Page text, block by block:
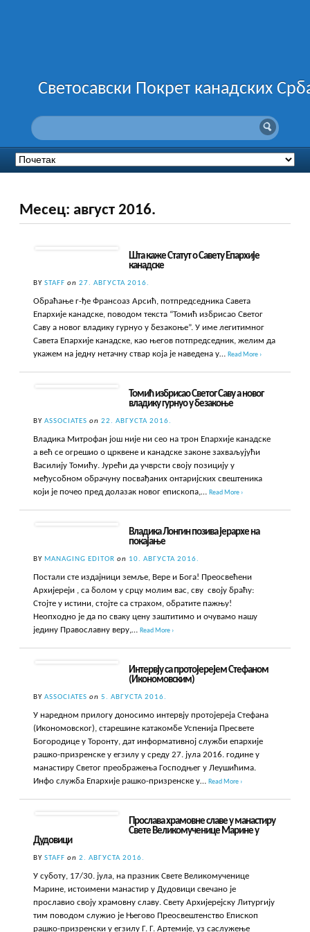
Светосавски Покрет канадских
Месец:август 2016.
Шта каже Статут о Савету Епархије
канадске
BYSTAFF on 27. АВГУСТА 2016.
Обраћање г-ђе Франсоаз Арсић, потпредседника Савета
Епархије канадске, поводом текста “Томић избрисао Светог
Саву а новог владику гурнуо у безакоње”. У име легитимног
Савета Епархије канадске, као његов потпредседник, желим да
укажем на једну нетачну ствар која је наведена у…Read More ›
Томић избрисао Светог Саву а новог
владику гурнуо у безакоње
BYASSOCIATES on 22. АВГУСТА 2016.
Владика Митрофан још није ни сео на трон Епархије канадске
а већ се огрешио о црквене и канадске законе захваљујући
Василију Томићу. Јурећи да учврсти своју позицију у
међусобном обрачуну посвађаних онтаријских свештеника
који је почео пред долазак новог епископа,…Read More ›
Владика Лонгин позива јерархе на
покајање
BYMANAGING EDITOR on 10. АВГУСТА 2016.
Постали сте издајници земље, Вере и Бога! Преосвећени
Архијереји , са болом у срцу молим вас, сву своју браћу:
Стојте у истини, стојте са страхом, обратите пажњу!
Неопходно је да по сваку цену заштитимо и очувамо нашу
једину Православну веру,…Read More ›
Интервју са протојерејем Стефаном
(Икономовским)
BYASSOCIATES on 5. АВГУСТА 2016.
У наредном прилогу доносимо интервју протојереја Стефана
(Икономовског), старешине катакомбе Успенија Пресвете
Богородице у Торонту, дат информативној служби епархије
рашко-призренске у егзилу у среду 27. јула 2016. године у
манастиру Светог преображења Господњег у Леушићима.
Инфо служба Епархије рашко-призренске у…Read More ›
Прослава храмовне славе у манастиру
Свете Великомученице Марине у
Дудовици
BYSTAFF on 2. АВГУСТА 2016.
У суботу, 17/30. јула, на празник Свете Великомученице
Марине, истоимени манастир у Дудовици свечано је
прославио своју храмовну славу. Свету Архијерејску Литургију
тим поводом служио је Његово Преосвештенство Епископ
рашко-призренски у егзилу Г. Г. Артемије, уз саслужење